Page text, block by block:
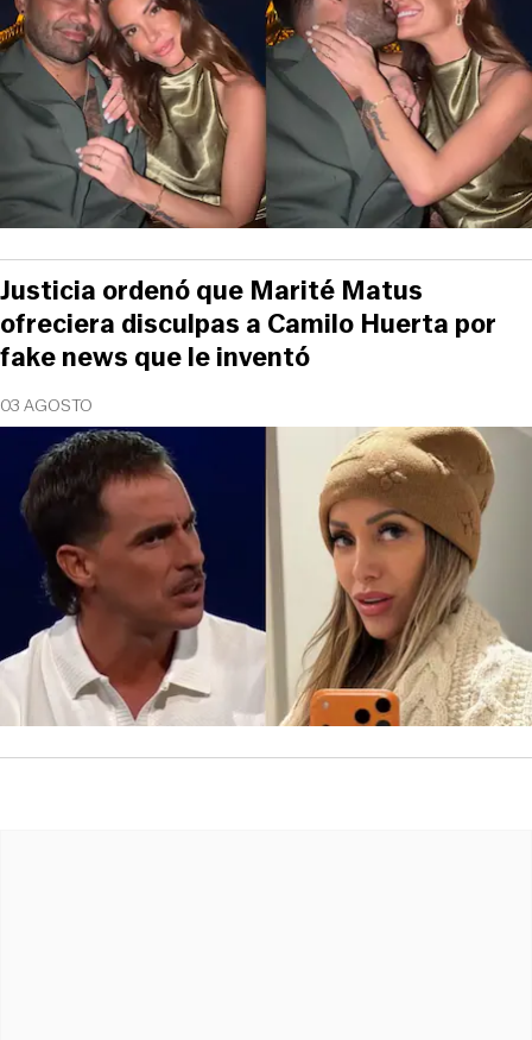
03 AGOSTO
Justicia ordenó que Marité Matus
ofreciera disculpas a Camilo Huerta por
fake news que le inventó